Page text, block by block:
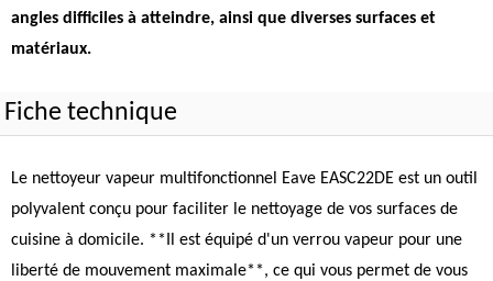
angles difficiles à atteindre, ainsi que diverses surfaces et
matériaux.
Fiche technique
Le nettoyeur vapeur multifonctionnel Eave EASC22DE est un outil
polyvalent conçu pour faciliter le nettoyage de vos surfaces de
cuisine à domicile. **Il est équipé d'un verrou vapeur pour une
liberté de mouvement maximale**, ce qui vous permet de vous